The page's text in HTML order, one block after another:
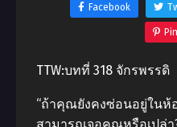
Facebook
TTW:บทที่ 318 จักรพรรดิ
“ถ้าคุณยังคงซ่อนอยู่ในห้